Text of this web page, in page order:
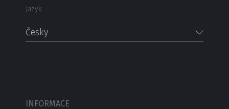
Jazyk
Česky
INFORMACE